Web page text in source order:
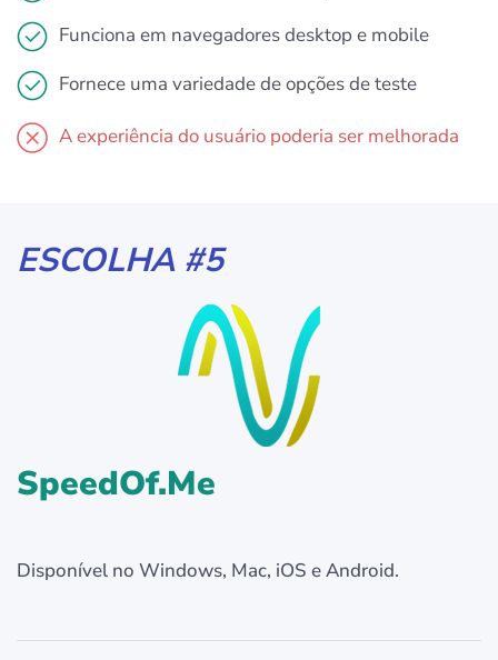
Funciona em navegadores desktop e mobile
Fornece uma variedade de opções de teste
A experiência do usuário poderia ser melhorada
ESCOLHA #5
SpeedOf.Me
Disponível no Windows, Mac, iOS e Android.